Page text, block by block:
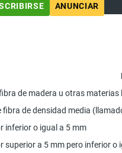
ANUNCIAR
de madera u otras
fibra de densidad media
inferior o igual a 5 mm
superior a 5 mm pero inferior o